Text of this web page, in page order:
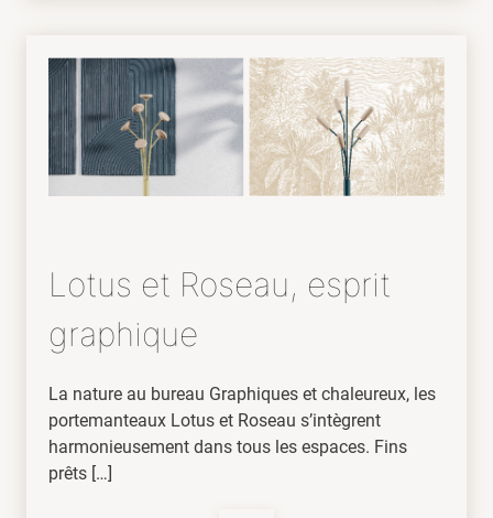
Lotus et Roseau, esprit
graphique
La nature au bureau Graphiques et chaleureux, les
portemanteaux Lotus et Roseau s’intègrent
harmonieusement dans tous les espaces. Fins
prêts […]